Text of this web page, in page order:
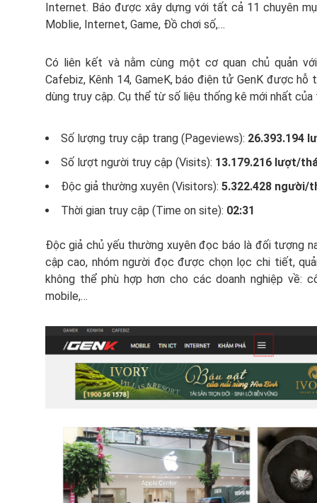
Internet. Báo được xây dựng với tất cả 11 chuyên
Moblie, Internet, Game, Đồ chơi số,…
Có liên kết và nằm cùng một cơ quan chủ quản
Cafebiz, Kênh 14, GameK, báo điện tử GenK được
dùng truy cập. Cụ thể từ số liệu thống kê mới nhất của
Số lượng truy cập trang (Pageviews): 26.393.194
Số lượt người truy cập (Visits): 13.179.216 lượt/
Độc giả thường xuyên (Visitors): 5.322.428 người/
Thời gian truy cập (Time on site): 02:31
Độc giả chủ yếu thường xuyên đọc báo là đối tượng
cập cao, nhóm người đọc được chọn lọc chi tiết,
không thể phù hợp hơn cho các doanh nghiệp về:
mobile,…